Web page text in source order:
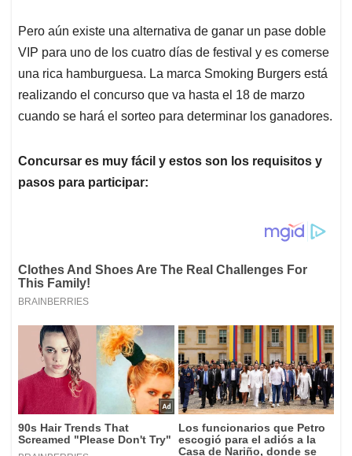
Pero aún existe una alternativa de ganar un pase doble
VIP para uno de los cuatro días de festival y es comerse
una rica hamburguesa. La marca Smoking Burgers está
realizando el concurso que va hasta el 18 de marzo
cuando se hará el sorteo para determinar los ganadores.
Concursar es muy fácil y estos son los requisitos y
pasos para participar: